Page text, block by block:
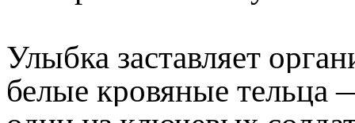
Улыбка заставляет
белые кровяные